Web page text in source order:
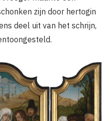
zijn door hertogin
deel uit van het schrijn,